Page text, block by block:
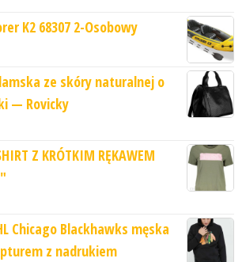
K2 68307 2-Osobowy
ze skóry naturalnej o
— Rovicky
Z KRÓTKIM RĘKAWEM
Chicago Blackhawks męska
z nadrukiem